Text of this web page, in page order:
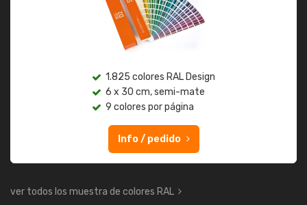
1.825 colores RAL Design
6 x 30 cm, semi-mate
9 colores por página
Info / pedido
ver todos los muestra de colores RAL